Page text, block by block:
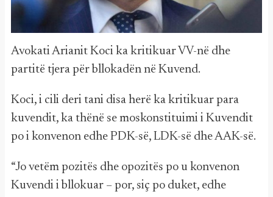
Avokati Arianit Koci ka kritikuar VV-në dhe
partitë tjera për bllokadën në Kuvend.
Koci, i cili deri tani disa herë ka kritikuar para
kuvendit, ka thënë se moskonstituimi i Kuvendit
po i konvenon edhe PDK-së, LDK-së dhe AAK-së.
“Jo vetëm pozitës dhe opozitës po u konvenon
Kuvendi i bllokuar – por, siç po duket, edhe